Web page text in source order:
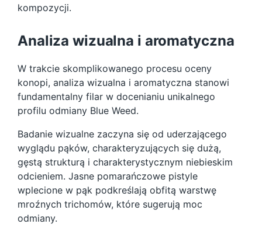
kompozycji.
Analiza wizualna i aromatyczna
W trakcie skomplikowanego procesu oceny
konopi, analiza wizualna i aromatyczna stanowi
fundamentalny filar w docenianiu unikalnego
profilu odmiany Blue Weed.
Badanie wizualne zaczyna się od uderzającego
wyglądu pąków, charakteryzujących się dużą,
gęstą strukturą i charakterystycznym niebieskim
odcieniem. Jasne pomarańczowe pistyle
wplecione w pąk podkreślają obfitą warstwę
mroźnych trichomów, które sugerują moc
odmiany.